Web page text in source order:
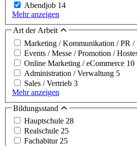
Abendjob 14
Mehr anzeigen
Art der Arbeit
Marketing / Kommunikation / PR /
Events / Messe / Promotion /
Online Marketing / eCommerce 10
Administration / Verwaltung 5
Sales / Vertrieb 3
Mehr anzeigen
Bildungsstand
Hauptschule 28
Realschule 25
Fachabitur 25